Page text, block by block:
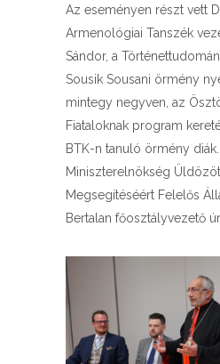
Az eseményen részt vett
Armenológiai Tanszék
Sándor, a
Sousik Sousani örmény
mintegy negyven, az
Fiataloknak program
BTK-n tanuló örmény
Miniszterelnökség
Megsegítéséért Felelős
Bertalan főosztályvezető